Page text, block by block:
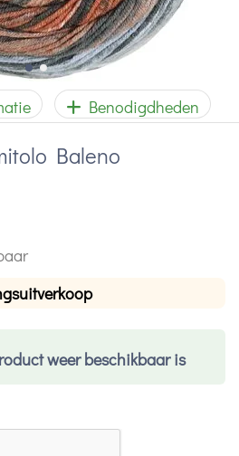
Benodigdheden
Baleno
weer beschikbaar is